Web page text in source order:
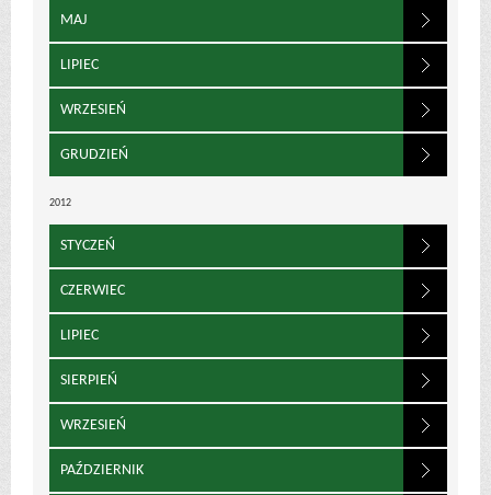
MAJ
LIPIEC
WRZESIEŃ
GRUDZIEŃ
2012
STYCZEŃ
CZERWIEC
LIPIEC
SIERPIEŃ
WRZESIEŃ
PAŹDZIERNIK